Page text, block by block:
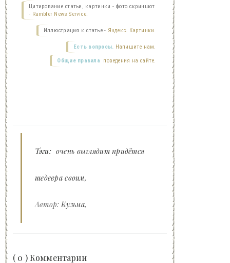
Цитирование статьи, картинки - фото скриншот
- Rambler News Service.
Иллюстрация к статье - Яндекс. Картинки.
Есть вопросы. Напишите нам.
Общие правила поведения на сайте.
Тэги: очень выглядит придётся
шедевра своим
Автор:Кузьма
( 0 ) Комментарии